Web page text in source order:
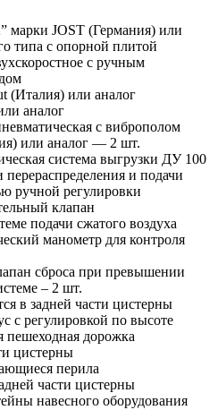
марки JOST (Германия) или
типа с опорной плитой
с ручным
(Италия) или аналог
аналог
с виброполом
или аналог — 2 шт.
система выгрузки ДУ 100
и подачи
ручной регулировки
клапан
подачи сжатого воздуха
манометр для контроля
сброса при превышении
– 2 шт.
в задней части цистерны
с регулировкой по высоте
пешеходная дорожка
цистерны
перила
части цистерны
навесного оборудования